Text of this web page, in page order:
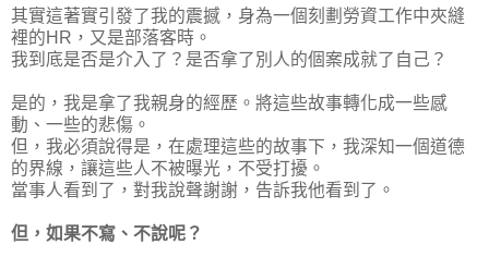
其實這著實引發了我的震撼，身為一個刻劃勞資工作中夾縫
裡的HR，又是部落客時。
我到底是否是介入了？是否拿了別人的個案成就了自己？
是的，我是拿了我親身的經歷。將這些故事轉化成一些感
動、一些的悲傷。
但，我必須說得是，在處理這些的故事下，我深知一個道德
的界線，讓這些人不被曝光，不受打擾。
當事人看到了，對我說聲謝謝，告訴我他看到了。
但，如果不寫、不說呢？